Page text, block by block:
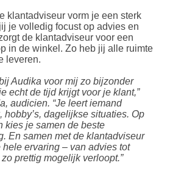
klantadviseur vorm je een sterk
je volledig focust op advies en
de klantadviseur voor een
in de winkel. Zo heb jij alle ruimte
leveren.
Audika voor mij zo bijzonder
echt de tijd krijgt voor je klant,”
audicien. “Je leert iemand
hobby’s, dagelijkse situaties. Op
kies je samen de beste
En samen met de klantadviseur
hele ervaring – van advies tot
prettig mogelijk verloopt.”